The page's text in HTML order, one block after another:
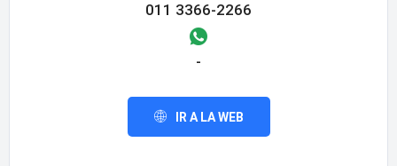
011 3366-2266
-
IR A LA WEB